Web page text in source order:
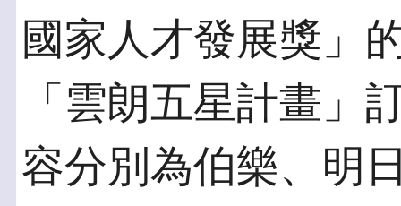
國家人才發展獎」
「雲朗五星計畫」
容分別為伯樂、明